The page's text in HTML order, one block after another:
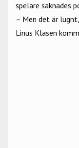
spelare saknades
– Men det är
Linus Klasen